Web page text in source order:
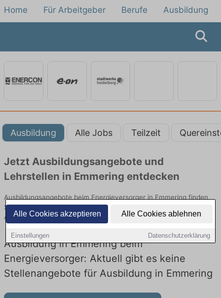
Alle Cookies akzeptieren Alle Cookies ablehnen
Einstellungen Datenschutzerklärung
Home Für Arbeitgeber Berufe Ausbildung
Ausbildung Alle Jobs Teilzeit
Jetzt Ausbildungsangebote und
Lehrstellen in Emmering entdecken
Ausbildungsangebote beim Energieversorger in Emmering finden
Sie von namhaften Firmen. Entdecken Sie freie Optionen von Top-
Arbeitgebern und bewerben Sie sich noch heute.
Ausbildung in Emmering beim
Energieversorger: Aktuell gibt es keine
Stellenangebote für Ausbildung in Emmering